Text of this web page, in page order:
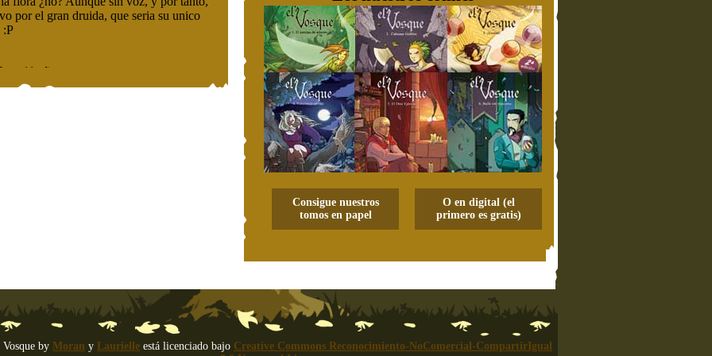
Consigue nuestros
tomos en papel
O en digital (el
primero es gratis)
by Moran y Laurielle está licenciado bajo Creative Commons Reconocimiento-NoComercial-CompartirIgual